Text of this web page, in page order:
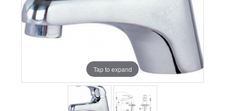
Tap to expand
Tap to expand